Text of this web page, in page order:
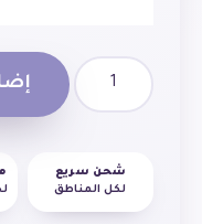
شحن سريع
لكل المناطق